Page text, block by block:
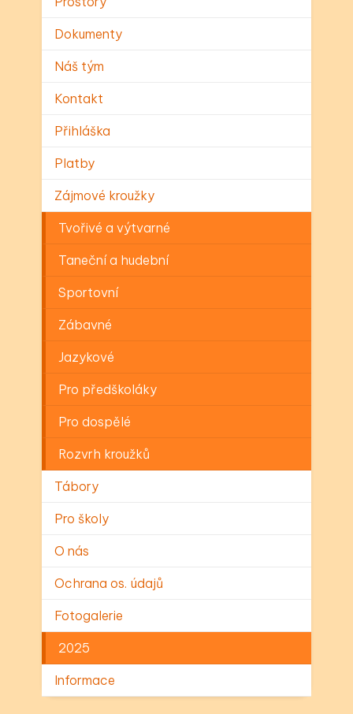
Dokumenty
Náš tým
Kontakt
Přihláška
Platby
Zájmové kroužky
Tvořivé a výtvarné
Taneční a hudební
Sportovní
Zábavné
Jazykové
Pro předškoláky
Pro dospělé
Rozvrh kroužků
Tábory
Pro školy
O nás
Ochrana os. údajů
Fotogalerie
2025
Informace